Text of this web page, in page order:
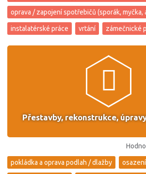
oprava / zapojení spotřebičů (sporák, myčka,
instalatérské práce vrtání zámečnické
Přestavby, rekonstrukce,
pokládka a oprava podlah / dlažby